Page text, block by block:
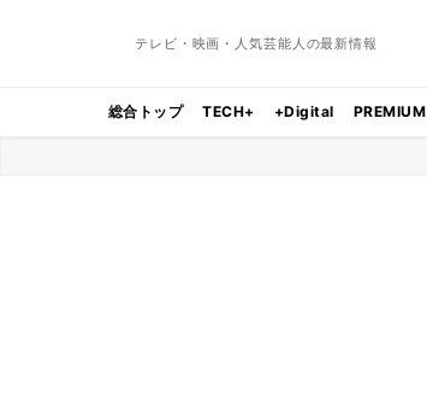
テレビ・映画・人気芸能人の最新情報
総合トップ TECH+ +Digital PREMIUM